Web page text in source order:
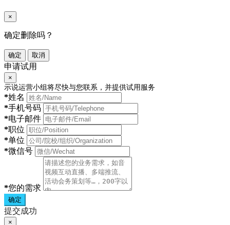
×
确定删除吗？
确定 取消
申请试用
×
示说运营小组将尽快与您联系，并提供试用服务
*姓名
*手机号码
*电子邮件
*职位
*单位
*微信号
*您的需求
确定
提交成功
×